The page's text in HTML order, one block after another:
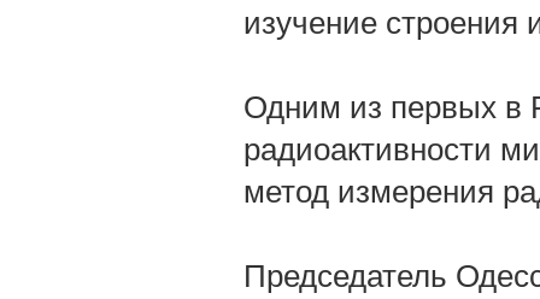
изучение строения
Одним из первых в
радиоактивности
метод измерения
Председатель